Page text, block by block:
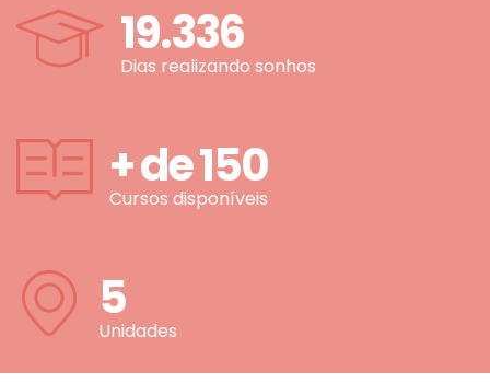
19.336
Dias realizando sonhos
+ de150
Cursos disponíveis
5
Unidades